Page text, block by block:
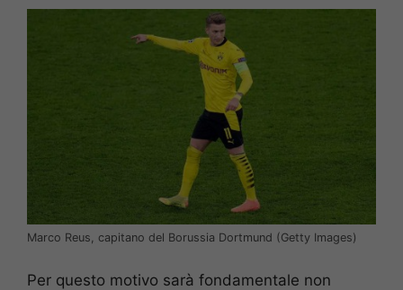
Marco Reus, capitano del Borussia Dortmund (Getty Images)
Per questo motivo sarà fondamentale non